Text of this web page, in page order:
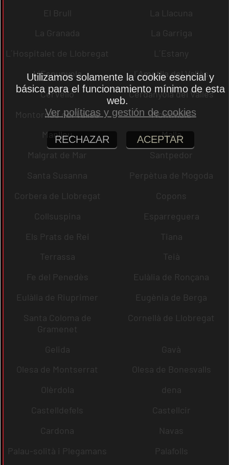
El Brull
La Llacuna
La Granada
La Garriga
L´Hospitalet de Llobregat
L´Estany
L´Espunyola
l´Ametlla del Vallès
Cervelló
Cerdanyola del Vallès
Montornès del Vallès
Montmeló
Manlleu
Malla
Malgrat de Mar
Santpedor
Santa Susanna
Perpètua de Mogoda
Corbera de Llobregat
Copons
Collsuspina
Esparreguera
Els Prats de Rei
Tiana
Terrassa
Teià
Fe del Penedès
Eulàlia de Ronçana
Eulàlia de Riuprimer
Eugènia de Berga
Santa Coloma de
Gramenet
Cornellà de Llobregat
Gelida
Gavà
Olesa de Montserrat
Olesa de Bonesvalls
Olèrdola
dena
Castelldefels
Castellcir
Cardona
Navas
Palau-solità i Plegamans
Palafolls
Utilizamos solamente la cookie esencial y
básica para el funcionamiento mínimo de esta
web.
Ver políticas y gestión de cookies
RECHAZAR ACEPTAR